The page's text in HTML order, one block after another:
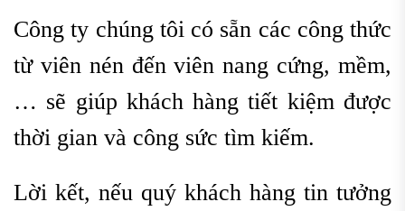
Công ty chúng tôi có sẵn các công thức
từ viên nén đến viên nang cứng, mềm,
… sẽ giúp khách hàng tiết kiệm được
thời gian và công sức tìm kiếm.
Lời kết, nếu quý khách hàng tin tưởng